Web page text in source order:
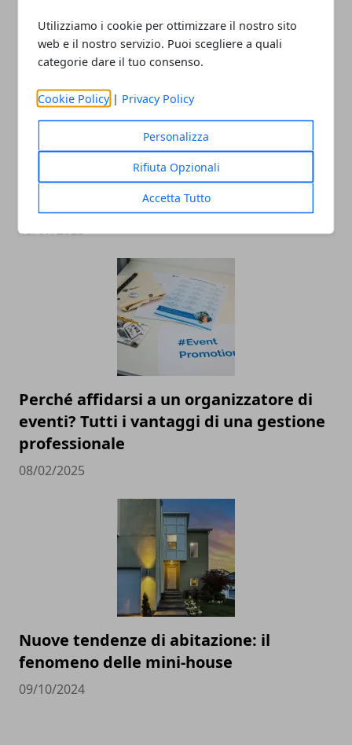
Utilizziamo i cookie per ottimizzare il nostro sito
web e il nostro servizio. Puoi scegliere a quali
categorie dare il tuo consenso.
Cookie Policy | Privacy Policy
Personalizza
Rifiuta Opzionali
Accetta Tutto
Movida in Italia: quali sono le città più
15/07/2025
Perché affidarsi a un organizzatore di
eventi? Tutti i vantaggi di una gestione
professionale
08/02/2025
Nuove tendenze di abitazione: il
fenomeno delle mini-house
09/10/2024